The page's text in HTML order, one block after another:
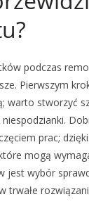
podczas
Pierwszym
warto stworzyć
prac;
mogą
jest wybór
trwałe